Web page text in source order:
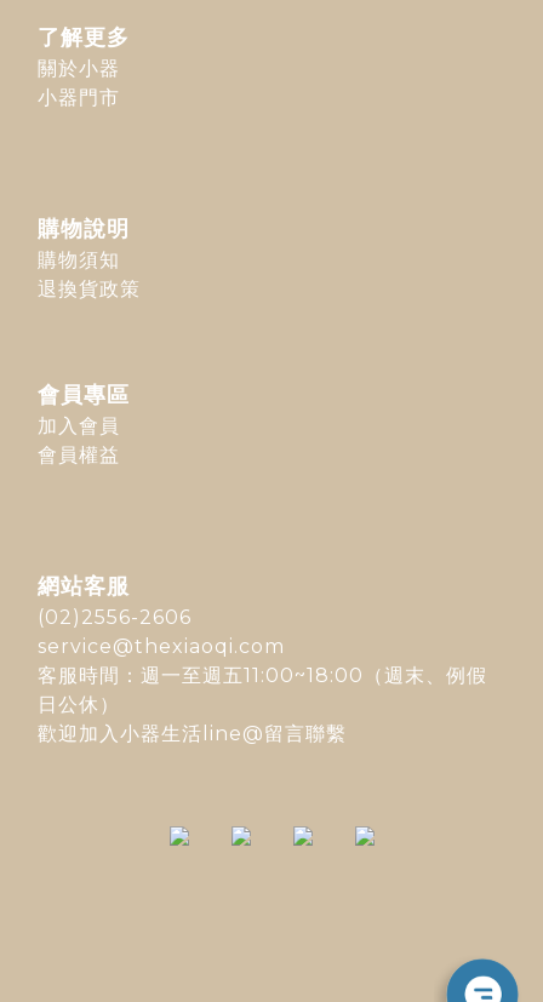
了解更多
關於小器
小器門市
購物說明
購物須知
退換貨政策
會員專區
加入會員
會員權益
網站客服
(02)2556-2606
service@thexiaoqi.com
客服時間：週一至週五11:00~18:00（週末、例假
日公休）
歡迎加入 小器生活line@留言聯繫